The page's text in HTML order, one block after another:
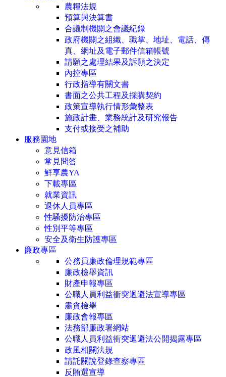
農糧法規
預算與決算書
合議制機關之會議紀錄
政府機關之組織、職掌、地址、電話、傳
真、網址及電子郵件信箱帳號
請願之處理結果及訴願之決定
內控專區
行政指導有關文書
書面之公共工程及採購契約
政策宣導執行情形彙整表
施政計畫、業務統計及研究報告
支付或接受之補助
服務園地
意見信箱
常見問答
鮮享農YA
下載專區
就業資訊
退休人員專區
性騷擾防治專區
性別平等專區
安全及衛生防護專區
廉政專區
公務員廉政倫理規範專區
廉政檢舉資訊
財產申報專區
公職人員利益衝突迴避法宣導專區
肅貪檢舉
廉政會報專區
法務部廉政署網站
公職人員利益衝突迴避法公開揭露專區
政風相關法規
請託關說登錄查察專區
反賄選宣導